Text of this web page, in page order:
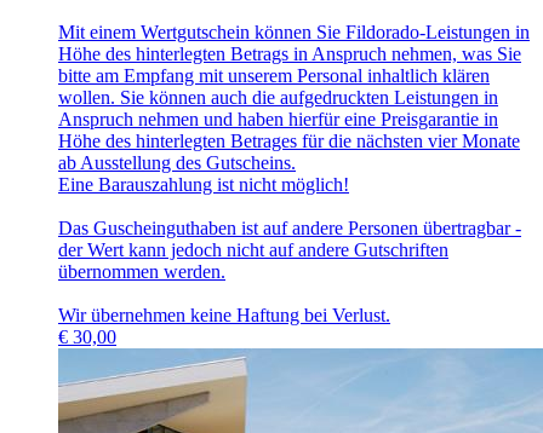
Mit einem Wertgutschein können Sie Fildorado-Leistungen in
Höhe des hinterlegten Betrags in Anspruch nehmen, was Sie
bitte am Empfang mit unserem Personal inhaltlich klären
wollen. Sie können auch die aufgedruckten Leistungen in
Anspruch nehmen und haben hierfür eine Preisgarantie in
Höhe des hinterlegten Betrages für die nächsten vier Monate
ab Ausstellung des Gutscheins.
Eine Barauszahlung ist nicht möglich!
Das Guscheinguthaben ist auf andere Personen übertragbar -
der Wert kann jedoch nicht auf andere Gutschriften
übernommen werden.
Wir übernehmen keine Haftung bei Verlust.
€ 30,00